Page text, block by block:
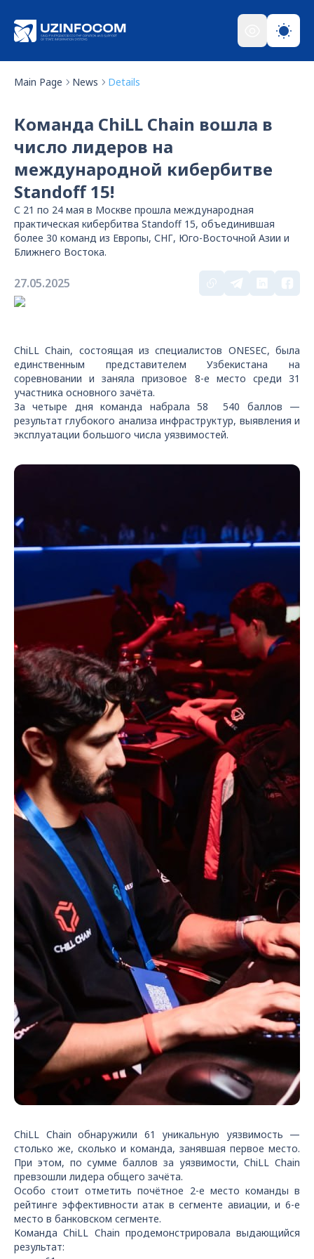
Main Page News Details
Команда ChiLL Chain вошла в
число лидеров на
международной кибербитве
Standoff 15!
С 21 по 24 мая в Москве прошла международная
практическая кибербитва Standoff 15, объединившая
более 30 команд из Европы, СНГ, Юго-Восточной Азии и
Ближнего Востока.
27.05.2025
ChiLL Chain, состоящая из специалистов ONESEC, была
единственным представителем Узбекистана на
соревновании и заняла призовое 8-е место среди 31
участника основного зачёта.
За четыре дня команда набрала 58 540 баллов —
результат глубокого анализа инфраструктур, выявления и
эксплуатации большого числа уязвимостей.
ChiLL Chain обнаружили 61 уникальную уязвимость —
столько же, сколько и команда, занявшая первое место.
При этом, по сумме баллов за уязвимости, ChiLL Chain
превзошли лидера общего зачёта.
Особо стоит отметить почётное 2-е место команды в
рейтинге эффективности атак в сегменте авиации, и 6-е
место в банковском сегменте.
Команда ChiLL Chain продемонстрировала выдающийся
результат: